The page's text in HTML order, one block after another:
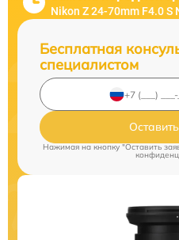
Nikon Z 24-70mm F4.0 S
Бесплатная
специалистом
Нажимая на кнопку "Оставить